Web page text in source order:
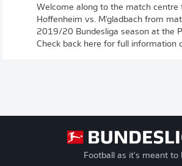
Welcome along to the match centre
Hoffenheim vs. M'gladbach from
2019/20 Bundesliga season at the
Check back here for full information
Football as it's meant to